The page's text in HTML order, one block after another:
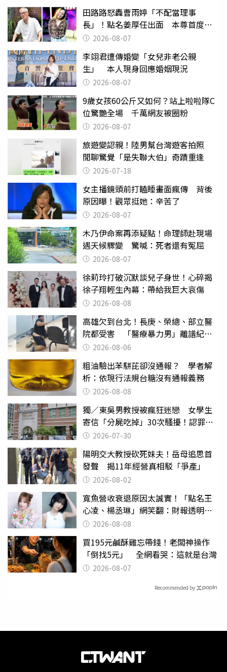
田路路怒轟曹雨婷「不配當理事
長」！點名姜厚任出面 本尊首度回
應了2026-08-07
李翊君遭傳婚變「女兒非老公親
生」 本人現身回應婚姻現況
2026-08-07
9歲女孩60公斤又如何？站上啦啦隊C
位驚艷全場 千萬網友被圈粉
2026-08-07
旅遊變認親！陸男幫台灣遊客拍照
閒聊驚覺「是失聯大伯」奇蹟重逢
2026-07-18
女主播鏡頭前打瞌睡畫面瘋傳 背後
原因曝！觀眾挺她：辛苦了
2026-08-07
木乃伊命案再添疑點！命理師赴現場
遇天候驟變 驚喊：死者還有冤屈
2026-08-07
徐莉玲打破沉默談兒子身世！心碎揭
徐子翔輕生內幕：帶給我巨大哀傷
2026-08-08
高雄欠到台北！長庚、榮總、部立醫
院都受害 「醫療暴力男」離譜紀錄
曝光2026-08-06
粗油驗出苯駢芘卻沒通報？ 學者解
析：依現行法規台糖沒有通報義務
2026-08-08
獨／東吳男教授被瘋狂迷戀 女學生
寄信「分屍吃掉」30次騷擾！認罪免
關 2026-07-30
陽明交大教授砍死妹夫！岳母追思首
發聲 揭11年經營真相駁「爭產」
2026-08-02
寬魚營收衰退原因太誠實！「點名王
心凌、楊丞琳」網笑翻：財報透明度
滿分2026-08-08
買195元鹹酥雞忘帶錢！老闆神操作
「倒找5元」 全網看哭：這就是台灣
2026-08-07
Recommended by